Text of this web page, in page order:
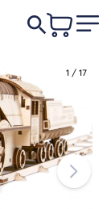
1 / 17
Kosárba